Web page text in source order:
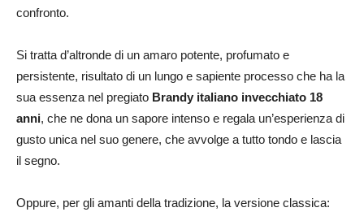
confronto.
Si tratta d’altronde di un amaro potente, profumato e
persistente, risultato di un lungo e sapiente processo che ha la
sua essenza nel pregiato Brandy italiano invecchiato 18
anni, che ne dona un sapore intenso e regala un’esperienza di
gusto unica nel suo genere, che avvolge a tutto tondo e lascia
il segno.
Oppure, per gli amanti della tradizione, la versione classica: